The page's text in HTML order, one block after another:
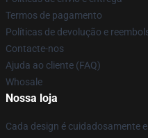
Termos de pagamento
Políticas de devolução e
Contacte-nos
Ajuda ao cliente (FAQ)
Whosale
Nossa loja
Cada design é cuidadosamente